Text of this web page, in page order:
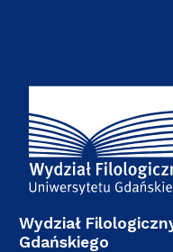
Adres
Wydział
Gdańskiego